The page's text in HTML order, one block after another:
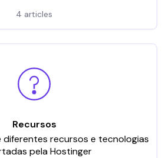
4 articles
Recursos
diferentes recursos e tecnologias
pela Hostinger